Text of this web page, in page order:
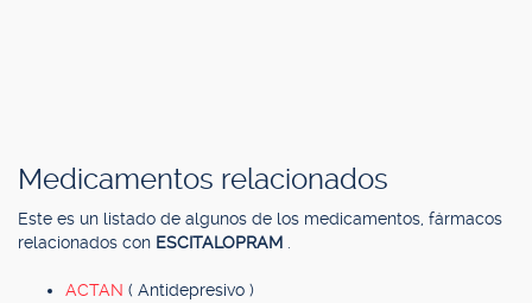
Medicamentos relacionados
Este es un listado de algunos de los medicamentos, fármacos
relacionados con ESCITALOPRAM
ACTAN ( Antidepresivo )